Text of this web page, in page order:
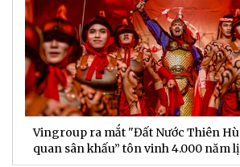
Vingroup ra mắt "Đất Nước Thiên
quan sân khấu” tôn vinh 4.000 năm